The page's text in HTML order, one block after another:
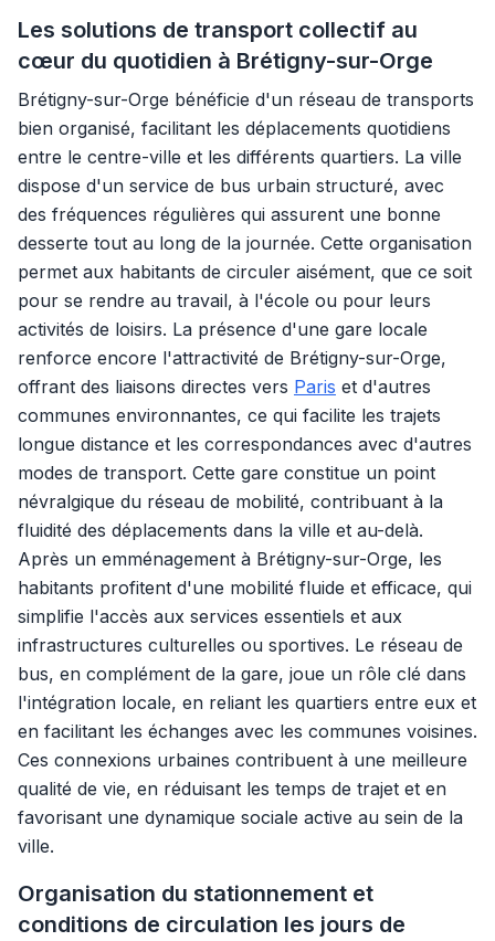
Les solutions de transport collectif au
cœur du quotidien à Brétigny-sur-Orge
Brétigny-sur-Orge bénéficie d'un réseau de transports
bien organisé, facilitant les déplacements quotidiens
entre le centre-ville et les différents quartiers. La ville
dispose d'un service de bus urbain structuré, avec
des fréquences régulières qui assurent une bonne
desserte tout au long de la journée. Cette organisation
permet aux habitants de circuler aisément, que ce soit
pour se rendre au travail, à l'école ou pour leurs
activités de loisirs. La présence d'une gare locale
renforce encore l'attractivité de Brétigny-sur-Orge,
offrant des liaisons directes vers Paris et d'autres
communes environnantes, ce qui facilite les trajets
longue distance et les correspondances avec d'autres
modes de transport. Cette gare constitue un point
névralgique du réseau de mobilité, contribuant à la
fluidité des déplacements dans la ville et au-delà.
Après un emménagement à Brétigny-sur-Orge, les
habitants profitent d'une mobilité fluide et efficace, qui
simplifie l'accès aux services essentiels et aux
infrastructures culturelles ou sportives. Le réseau de
bus, en complément de la gare, joue un rôle clé dans
l'intégration locale, en reliant les quartiers entre eux et
en facilitant les échanges avec les communes voisines.
Ces connexions urbaines contribuent à une meilleure
qualité de vie, en réduisant les temps de trajet et en
favorisant une dynamique sociale active au sein de la
ville.
Organisation du stationnement et
conditions de circulation les jours de